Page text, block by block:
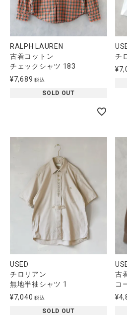
RALPH LAUREN
古着コットン
チェックシャツ 183
¥7,689 税込
SOLD OUT
チ
¥
USED
チロリアン
無地半袖シャツ 1
¥7,040 税込
SOLD OUT
古
コ
¥